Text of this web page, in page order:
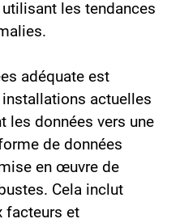
les tendances
adéquate est
actuelles
les données vers une
de données
en œuvre de
Cela inclut
facteurs et